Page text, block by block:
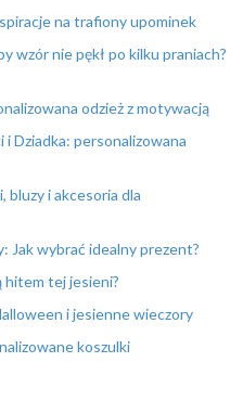
na trafiony upominek
wzór nie pękł po kilku praniach?
odzież z motywacją
Dziadka: personalizowana
bluzy i akcesoria dla
Jak wybrać idealny prezent?
hitem tej jesieni?
i jesienne wieczory
koszulki